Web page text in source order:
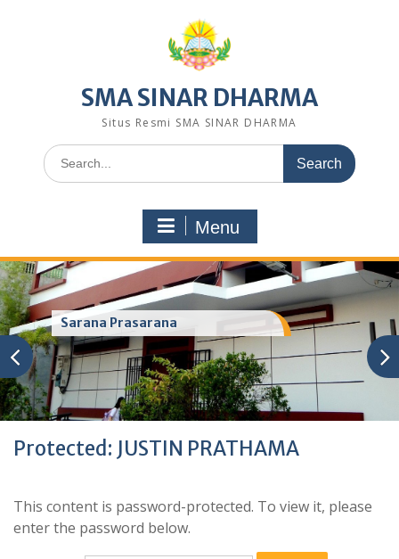
SMA SINAR DHARMA
Situs Resmi SMA SINAR DHARMA
Search
for:
Menu
Sarana Prasarana
Protected: JUSTIN PRATHAMA
This content is password-protected. To view it, please
enter the password below.